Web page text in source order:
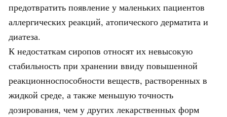
предотвратить появление у маленьких пациентов
аллергических реакций, атопического дерматита и
диатеза.
К недостаткам сиропов относят их невысокую
стабильность при хранении ввиду повышенной
реакционноспособности веществ, растворенных в
жидкой среде, а также меньшую точность
дозирования, чем у других лекарственных форм